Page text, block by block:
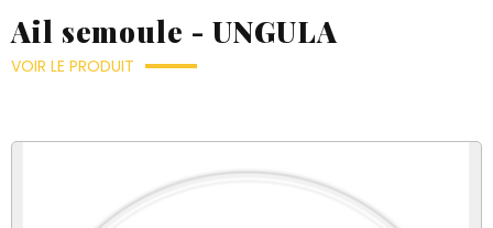
Ail semoule - UNGULA
VOIR LE PRODUIT